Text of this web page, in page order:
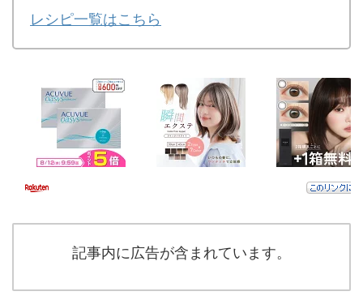
レシピ一覧はこちら
記事内に広告が含まれています。